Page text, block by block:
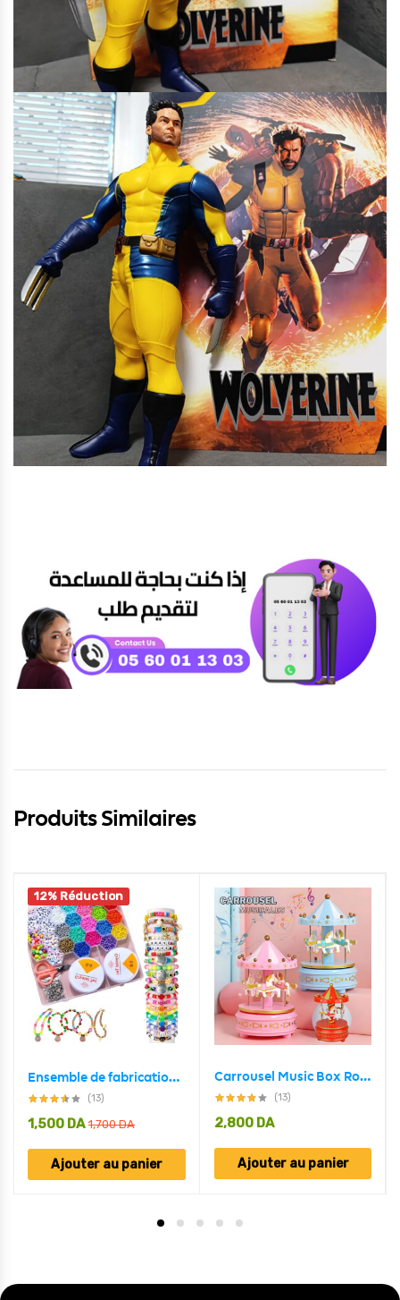
Produits Similaires
12% Réduction
Ensemble de fabrication de bijoux Pour enfant 24 grilles en forme de ruche d’abeille
(13)
1,700DA
1,500 DA
Ajouter au panier
Carrousel Music Box Rotatif à 4 Chevaux Classique Melody
(13)
2,800 DA
Ajouter au panier